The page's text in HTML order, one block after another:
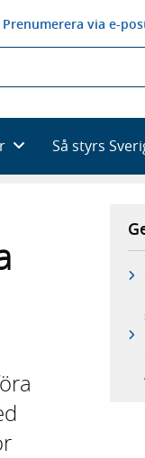
Prenumerera via e-
Så styrs